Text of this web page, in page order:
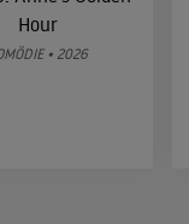
Hour
• 2026